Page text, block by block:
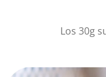
Los 30g